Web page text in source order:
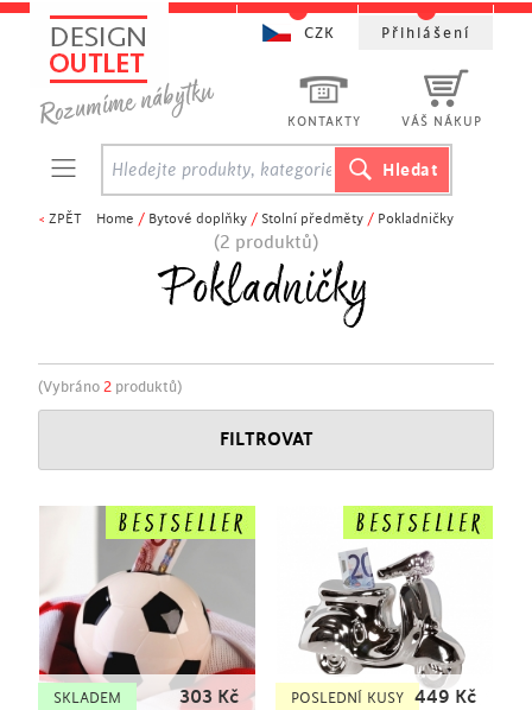
< ZPĚT Home / Bytové doplňky / Stolní předměty / Pokladničky
(2 produktů)
Pokladničky
(Vybráno 2 produktů)
FILTROVAT
SKLADEM 303 Kč POSLEDNÍ KUSY 449 Kč
KONTAKTY VÁŠ NÁKUP
CZK Přihlášení